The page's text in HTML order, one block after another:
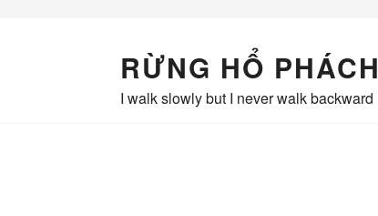
RỪNG HỔ PHÁCH
I walk slowly but I never walk backward